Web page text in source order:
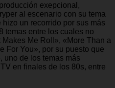
exepcional,
al escenario con su tema
hizo un recorrido por sus más
temas entre los cuales no
Me Roll», «More Than a
For You», por su puesto que
uno de los temas más
en finales de los 80s, entre